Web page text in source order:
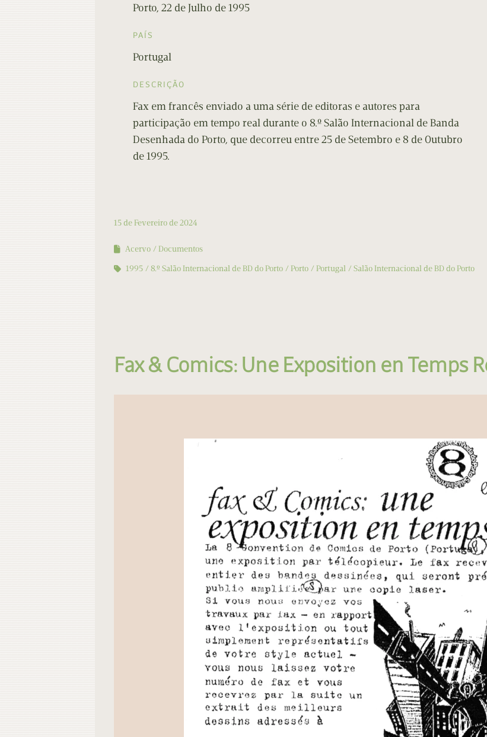
Porto, 22 de Julho de 1995
PAÍS
Portugal
DESCRIÇÃO
Fax em francês enviado a uma série de editoras e autores para
participação em tempo real durante o 8.º Salão Internacional de Banda
Desenhada do Porto, que decorreu entre 25 de Setembro e 8 de Outubro
de 1995.
15 de Fevereiro de 2024
Acervo
Documentos
1995
8.º Salão Internacional de BD do Porto Porto Portugal Salão Internacional de BD do Porto
Fax & Comics: Une Exposition en Temps